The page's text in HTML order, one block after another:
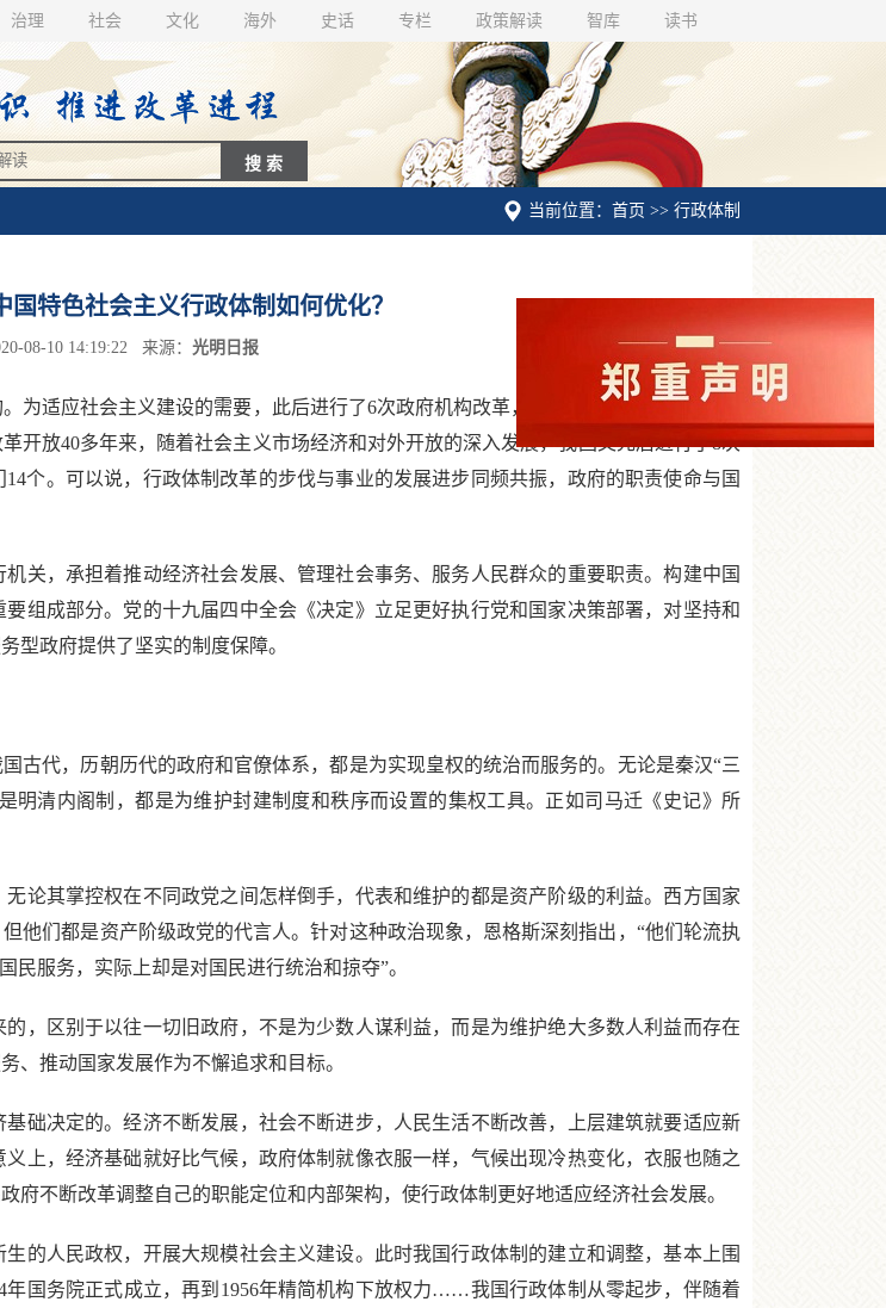
治理 社会 文化 海外 史话 专栏 政策解读 智库 读书
当前位置：首页 >> 行政体制
特色社会主义行政体制如何优化？
08-10 14:19:22 来源： 光明日报
适应社会主义建设的需要，此后进行了6次政府机构改革，到1981年国务院组成部门
开放40多年来，随着社会主义市场经济和对外开放的深入发展，我国又先后进行了8次
个。可以说，行政体制改革的步伐与事业的发展进步同频共振，政府的职责使命与国
，承担着推动经济社会发展、管理社会事务、服务人民群众的重要职责。构建中国
组成部分。党的十九届四中全会《决定》立足更好执行党和国家决策部署，对坚持和
型政府提供了坚实的制度保障。
代，历朝历代的政府和官僚体系，都是为实现皇权的统治而服务的。无论是秦汉“三
明清内阁制，都是为维护封建制度和秩序而设置的集权工具。正如司马迁《史记》所
其掌控权在不同政党之间怎样倒手，代表和维护的都是资产阶级的利益。西方国家
他们都是资产阶级政党的代言人。针对这种政治现象，恩格斯深刻指出，“他们轮流执
民服务，实际上却是对国民进行统治和掠夺”。
区别于以往一切旧政府，不是为少数人谋利益，而是为维护绝大多数人利益而存在
、推动国家发展作为不懈追求和目标。
决定的。经济不断发展，社会不断进步，人民生活不断改善，上层建筑就要适应新
上，经济基础就好比气候，政府体制就像衣服一样，气候出现冷热变化，衣服也随之
不断改革调整自己的职能定位和内部架构，使行政体制更好地适应经济社会发展。
人民政权，开展大规模社会主义建设。此时我国行政体制的建立和调整，基本上围
国务院正式成立，再到1956年精简机构下放权力……我国行政体制从零起步，伴随着